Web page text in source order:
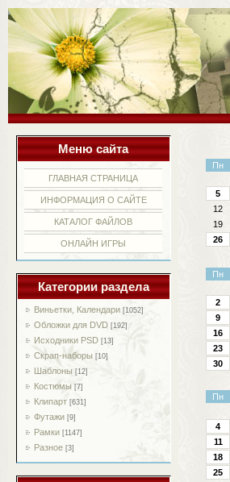
Меню сайта
ГЛАВНАЯ СТРАНИЦА
ИНФОРМАЦИЯ О САЙТЕ
КАТАЛОГ ФАЙЛОВ
ОНЛАЙН ИГРЫ
Категории раздела
Виньетки, Календари [1052]
Обложки для DVD [192]
Исходники PSD [13]
Скрап-наборы [10]
Шаблоны [12]
Костюмы [7]
Клипарт [631]
Футажи [9]
Рамки [1147]
Разное [3]
Пн
5
12
19
26
Пн
2
9
16
23
30
Пн
4
11
18
25